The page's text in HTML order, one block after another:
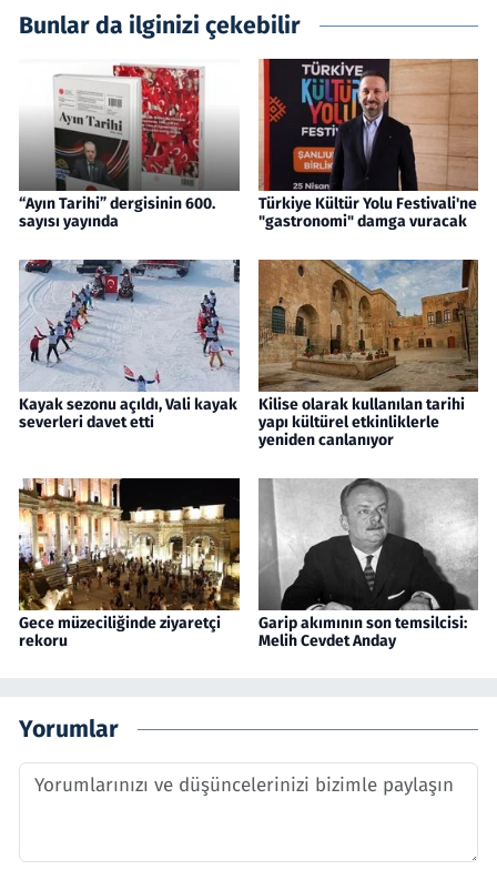
Bunlar da ilginizi çekebilir
“Ayın Tarihi” dergisinin 600.
sayısı yayında
Türkiye Kültür Yolu Festivali'ne
"gastronomi" damga vuracak
Kayak sezonu açıldı, Vali kayak
severleri davet etti
Kilise olarak kullanılan tarihi
yapı kültürel etkinliklerle
yeniden canlanıyor
Gece müzeciliğinde ziyaretçi
rekoru
Garip akımının son temsilcisi:
Melih Cevdet Anday
Yorumlar